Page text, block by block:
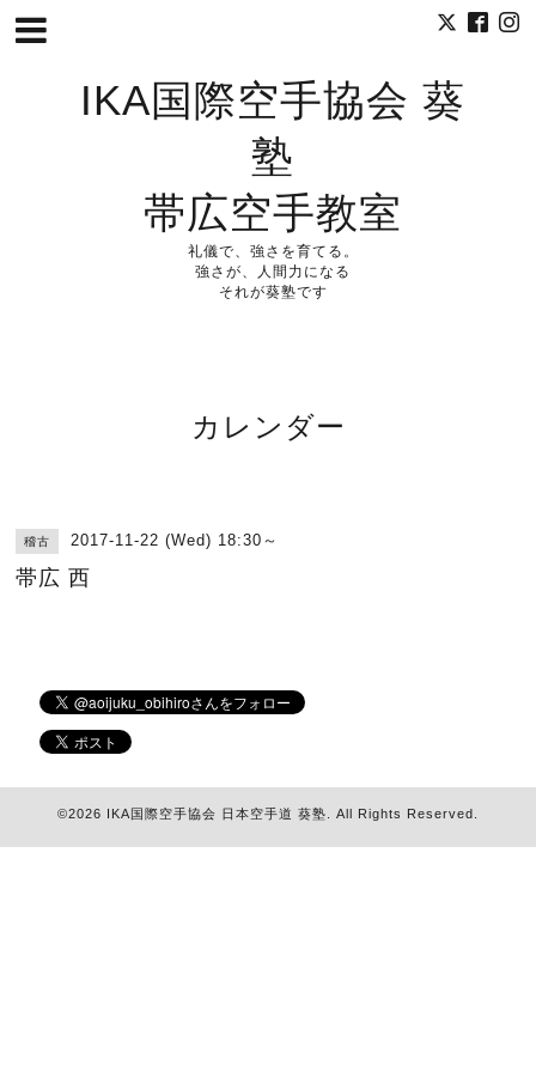
IKA国際空手協会 葵
塾
帯広空手教室
礼儀で、強さを育てる。
強さが、人間力になる
それが葵塾です
カレンダー
稽古 2017-11-22 (Wed) 18:30～
帯広 西
©2026 IKA国際空手協会 日本空手道 葵塾 . All Rights Reserved.